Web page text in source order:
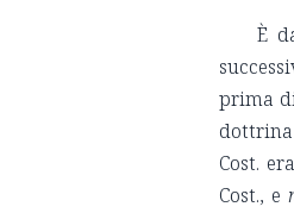
È
prima
Cost.
Cost., e